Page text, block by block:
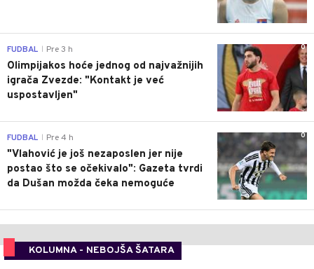
0
FUDBAL Pre 3 h
Olimpijakos hoće jednog od najvažnijih
igrača Zvezde: "Kontakt je već
uspostavljen"
0
FUDBAL Pre 4 h
"Vlahović je još nezaposlen jer nije
postao što se očekivalo": Gazeta tvrdi
da Dušan možda čeka nemoguće
KOLUMNA - NEBOJŠA ŠATARA